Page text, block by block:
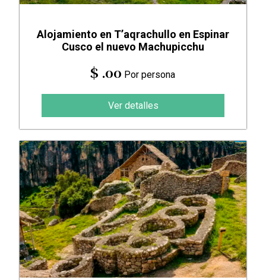
Alojamiento en T’aqrachullo en Espinar
Cusco el nuevo Machupicchu
$ .00 Por persona
Ver detalles